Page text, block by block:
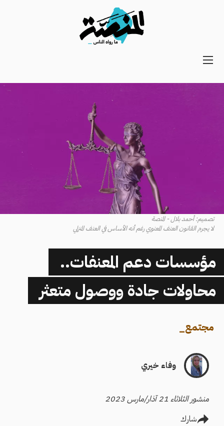
Main
تصميم: أحمد بلال - المنصة
لا يجرم القانون العنف المعنوي رغم أنه الأساس في العنف المنزلي
مؤسسات دعم المعنفات..
محاولات جادة ووصول متعثر
مجتمع_
وفاء خيري
منشور الثلاثاء 21 آذار/مارس 2023
شارك